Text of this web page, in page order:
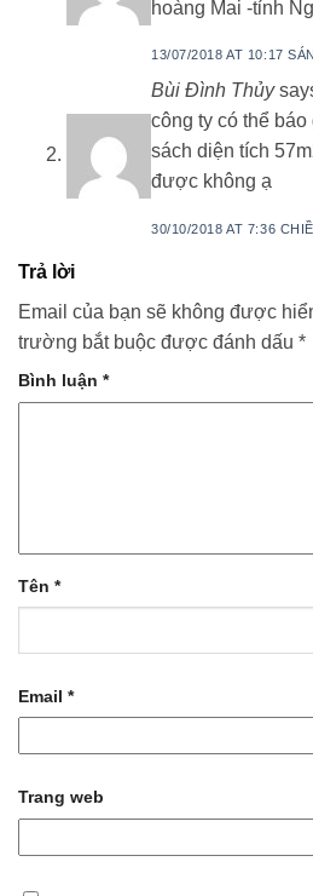
hoàng Mai -tỉnh
13/07/2018 AT 10:17
Bùi Đình Thủy
công ty có thể
sách diện tích
được không ạ
30/10/2018 AT 7:36
Trả lời
Email của bạn sẽ không được
trường bắt buộc được đánh dấu *
Bình luận *
Tên *
Email *
Trang web